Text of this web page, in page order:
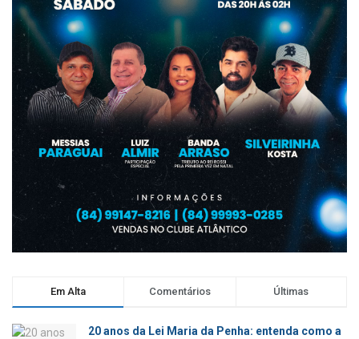
Em Alta Comentários Últimas
20 anos da Lei Maria da Penha: entenda como a